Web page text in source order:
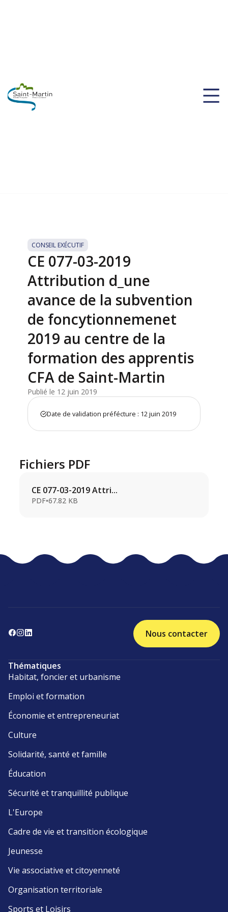
CONSEIL EXÉCUTIF
CE 077-03-2019
Attribution d_une
avance de la subvention
de foncytionnemenet
2019 au centre de la
formation des apprentis
CFA de Saint-Martin
Publié le 12 juin 2019
Date de validation préfécture : 12 juin 2019
Fichiers PDF
CE 077-03-2019 Attri...
PDF•67.82 KB
Nous contacter
Thématiques
Habitat, foncier et urbanisme
Emploi et formation
Économie et entrepreneuriat
Culture
Solidarité, santé et famille
Éducation
Sécurité et tranquillité publique
L'Europe
Cadre de vie et transition écologique
Jeunesse
Vie associative et citoyenneté
Organisation territoriale
Sports et Loisirs